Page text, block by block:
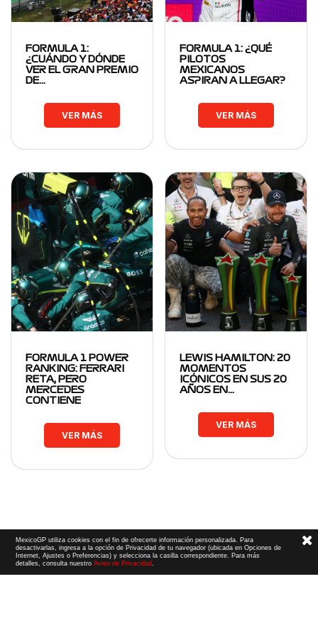
FORMULA 1:
¿CUÁNDO Y DÓNDE
VER EL GRAN PREMIO
DE…
VER MÁS
FORMULA 1: ¿QUÉ
PILOTOS
MEXICANOS
ASPIRAN A LLEGAR?
VER MÁS
FORMULA 1 POWER
RANKING: FERRARI
RETA, PERO
MERCEDES
CONTIENE
VER MÁS
LEWIS HAMILTON: 20
MOMENTOS
ICÓNICOS EN SUS 20
AÑOS EN…
VER MÁS
MexicoGP utiliza cookies con el fin de ofrecerte información personalizada. Para
desactivarlas, ingresa a la opción de Privacidad de tu navegador (ubicada en Opciones de
Internet, Ajustes o Preferencias) y selecciona la casilla correspondiente. Para más
detalles, consulta nuestroAviso de Privacidad.